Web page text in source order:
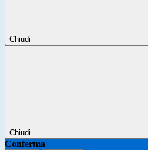
Chiudi
Chiudi
Conferma